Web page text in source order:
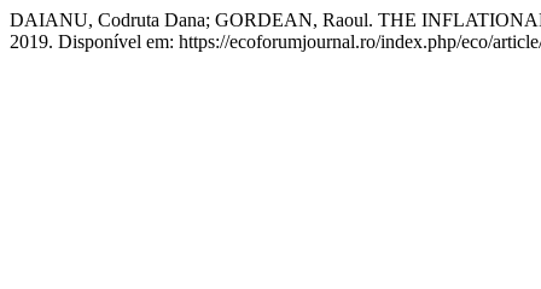
DAIANU, Codruta Dana; GORDEAN, Raoul. THE
2019. Disponível em: https://ecoforumjournal.ro/index.php/eco/